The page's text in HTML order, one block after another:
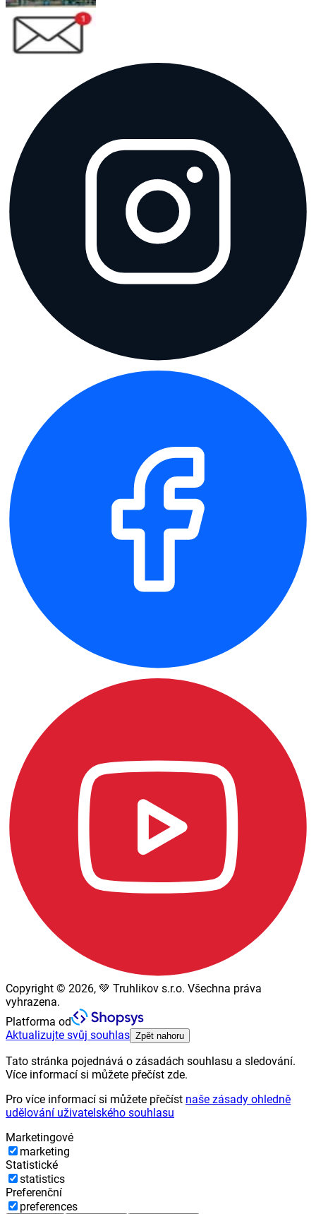
Copyright © 2026, 💚 Truhlikov s.r.o. Všechna práva
vyhrazena.
Platforma od
Aktualizujte svůj souhlas Zpět nahoru
Tato stránka pojednává o zásadách souhlasu a sledování.
Více informací si můžete přečíst zde.
Pro více informací si můžete přečíst naše zásady ohledně
udělování uživatelského souhlasu
Marketingové
marketing
Statistické
statistics
Preferenční
preferences